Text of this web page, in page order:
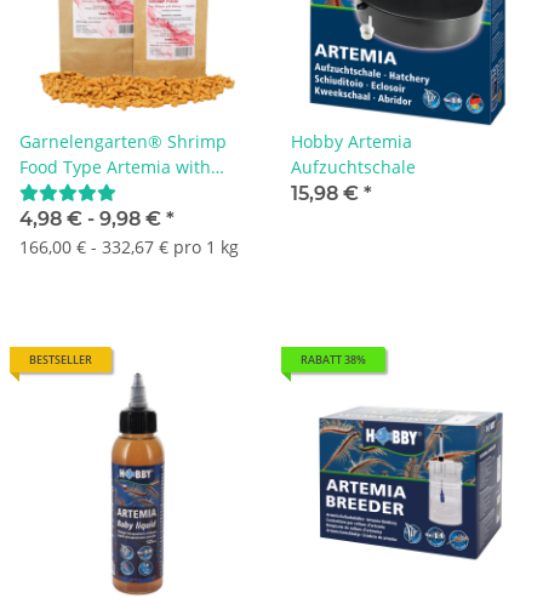
Garnelengarten® Shrimp
Food Type Artemia with
Calcium + Xanthin
4,98 € - 9,98 € *
166,00 € - 332,67 € pro 1 kg
Hobby Artemia
Aufzuchtschale
15,98 € *
BESTSELLER RABATT 38%